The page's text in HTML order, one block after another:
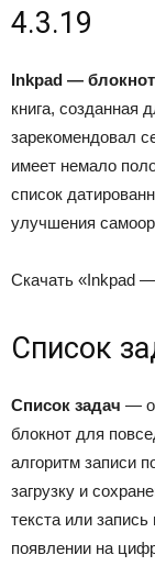
4.3.19
Inkpad —
книга, созданная
зарекомендовал
имеет немало
список
улучшения
Скачать «Inkpad
Список
Список задач —
блокнот для
алгоритм записи
загрузку и
текста или
появлении на